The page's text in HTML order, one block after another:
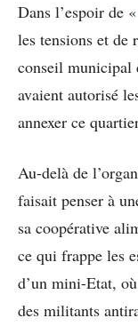
Dans l’espoir de «
les tensions et de
conseil municipal
avaient autorisé
annexer ce
Au-delà de
faisait penser à
sa coopérative
ce qui frappe les
d’un mini-Etat,
des militants